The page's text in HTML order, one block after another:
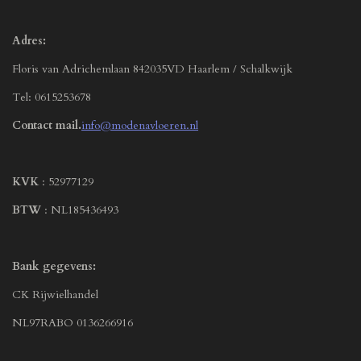
Adres:
Floris van Adrichemlaan 842035VD Haarlem / Schalkwijk
Tel: 0615253678
Contact mail.info@modenavloeren.nl
KVK : 52977129
BTW : NL185436493
Bank gegevens:
CK Rijwielhandel
NL97RABO 0136266916